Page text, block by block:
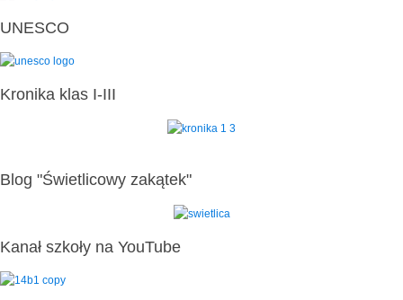
UNESCO
Kronika klas I-III
Blog "Świetlicowy zakątek"
Kanał szkoły na YouTube